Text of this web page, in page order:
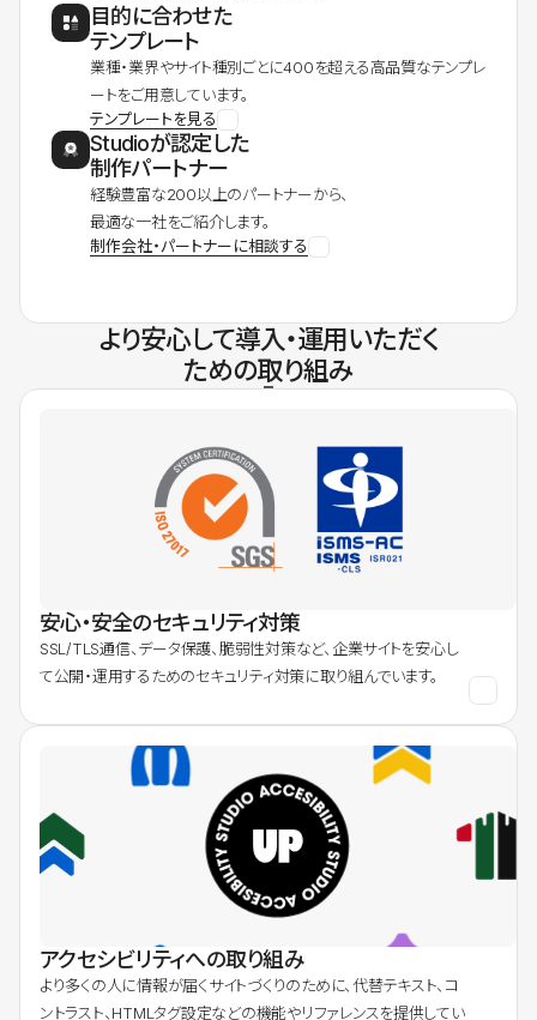
目的に合わせた
テンプレート
業種・業界やサイト種別ごとに400を超える高品質なテンプレ
ートをご用意しています。
テンプレートを見る
Studioが認定した
制作パートナー
経験豊富な200以上のパートナーから、
最適な一社をご紹介します。
制作会社・パートナーに相談する
より安心して導入・運用いただく
ための取り組み
安心・安全のセキュリティ対策
SSL/TLS通信、データ保護、脆弱性対策など、企業サイトを安心し
て公開・運用するためのセキュリティ対策に取り組んでいます。
アクセシビリティへの取り組み
より多くの人に情報が届くサイトづくりのために、代替テキスト、コ
ントラスト、HTMLタグ設定などの機能やリファレンスを提供してい